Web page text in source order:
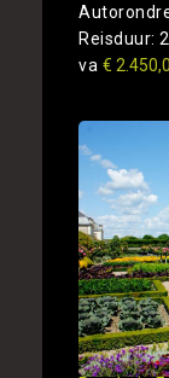
Reisduur:
va €